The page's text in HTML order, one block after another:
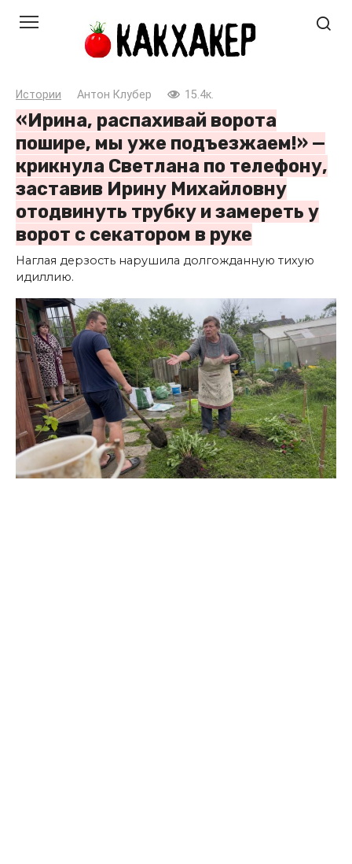
Истории Антон Клубер 15.4к.
«Ирина, распахивай ворота
пошире, мы уже подъезжаем!» —
крикнула Светлана по телефону,
заставив Ирину Михайловну
отодвинуть трубку и замереть у
ворот с секатором в руке
Наглая дерзость нарушила долгожданную тихую
идиллию.